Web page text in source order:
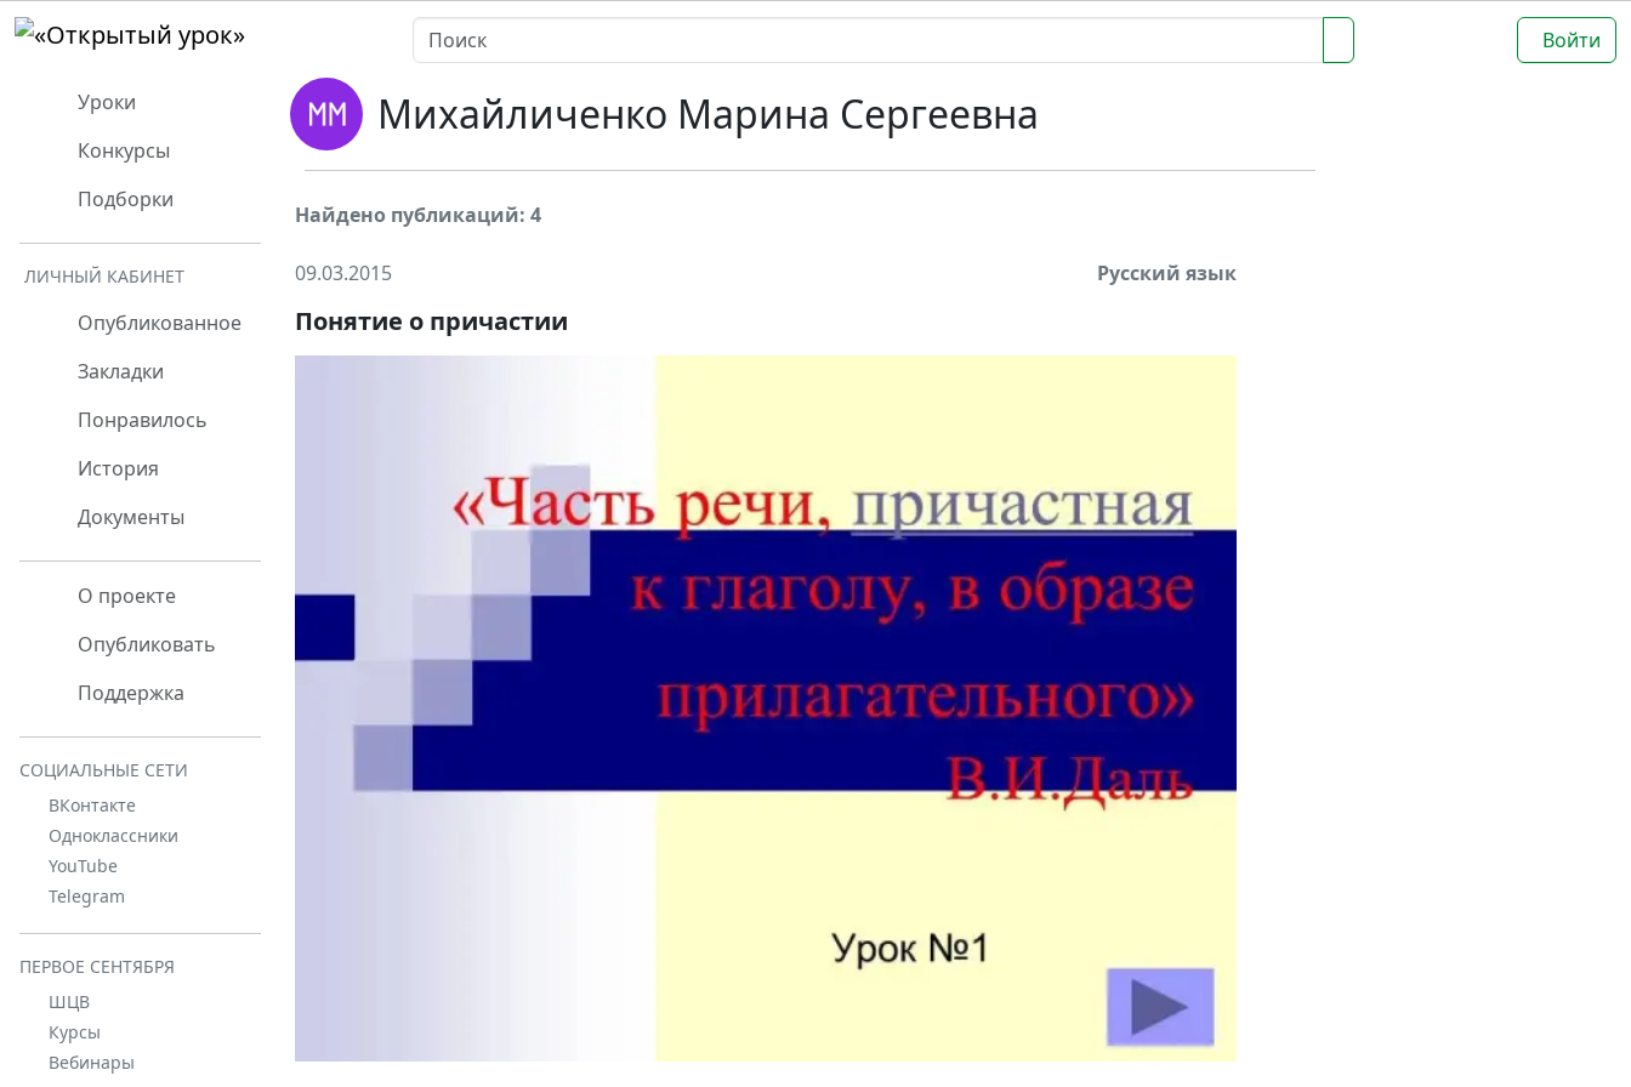
Войти
Уроки
Конкурсы
Подборки
ЛИЧНЫЙ КАБИНЕТ
Опубликованное
Закладки
Понравилось
История
Документы
О проекте
Опубликовать
Поддержка
СОЦИАЛЬНЫЕ СЕТИ
ВКонтакте
Одноклассники
YouTube
Telegram
ПЕРВОЕ СЕНТЯБРЯ
ШЦВ
Курсы
Вебинары
Михайличенко Марина Сергеевна
Найдено публикаций: 4
09.03.2015 Русский язык
Понятие о причастии